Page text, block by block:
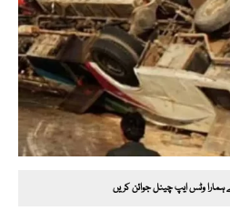
ہمارا وٹس ایپ چینل جوائن کریں